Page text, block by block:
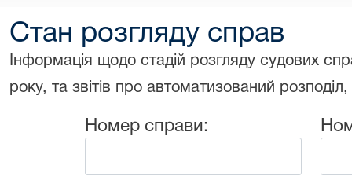
Стан розгляду справ
Інформація щодо стадій розгляду судових
року, та звітів про автоматизований
Номер справи: